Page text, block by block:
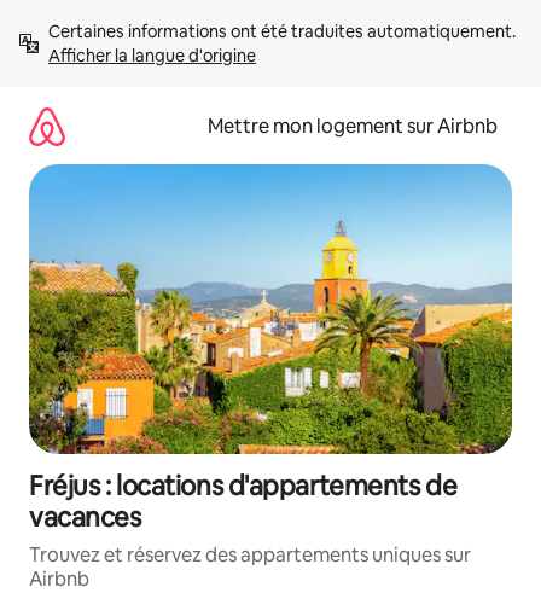
directement
Afficher la langue d'origine
Mettre mon logement sur Airbnb
Fréjus : locations d'appartements de
vacances
Trouvez et réservez des appartements uniques sur
Airbnb